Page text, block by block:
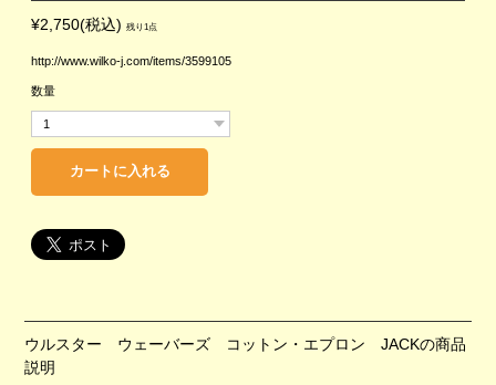
¥2,750(税込) 残り1点
http://www.wilko-j.com/items/3599105
数量
ウルスター ウェーバーズ コットン・エプロン JACKの商品
説明